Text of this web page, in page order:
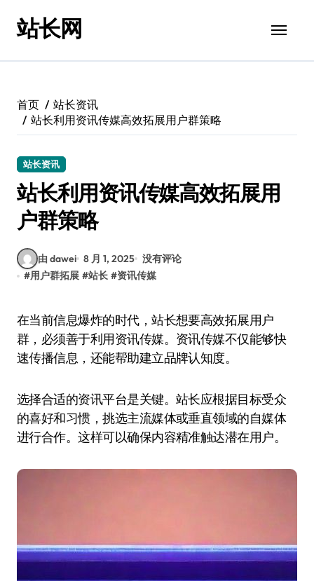
站长网
首页
站长资讯
站长利用资讯传媒高效拓展用户群策略
站长资讯
站长利用资讯传媒高效拓展用
户群策略
由 dawei 8 月 1, 2025 没有评论
#用户群拓展 #站长 #资讯传媒
在当前信息爆炸的时代，站长想要高效拓展用户
群，必须善于利用资讯传媒。资讯传媒不仅能够快
速传播信息，还能帮助建立品牌认知度。
选择合适的资讯平台是关键。站长应根据目标受众
的喜好和习惯，挑选主流媒体或垂直领域的自媒体
进行合作。这样可以确保内容精准触达潜在用户。